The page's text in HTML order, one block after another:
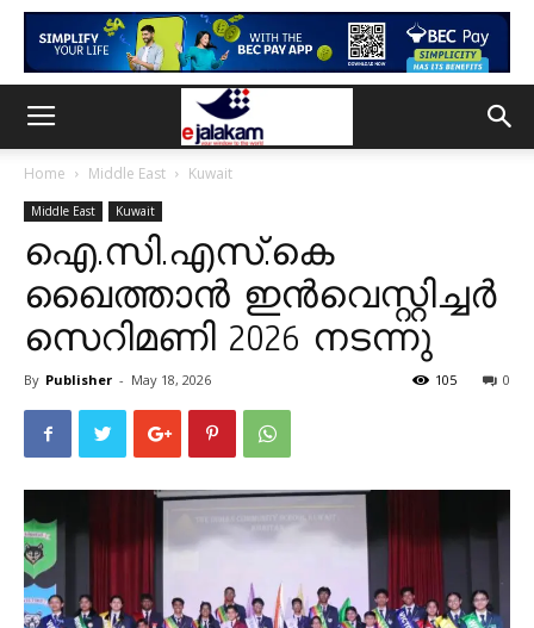
Home Middle East Kuwait
Middle East Kuwait
ഐ.സി.എസ്.കെ
ഖൈത്താൻ ഇൻവെസ്റ്റിച്ചർ
സെറിമണി 2026 നടന്നു
By Publisher - May 18, 2026 0
105